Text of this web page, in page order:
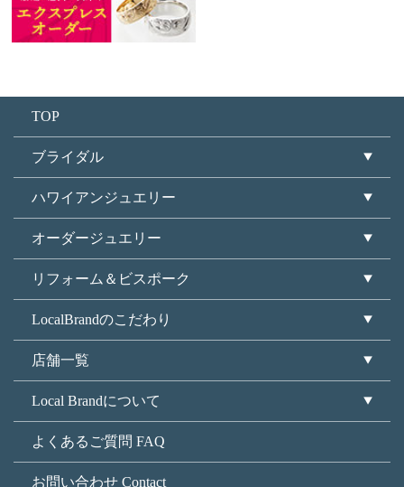
TOP
ブライダル
ハワイアンジュエリー
オーダージュエリー
リフォーム＆ビスポーク
LocalBrandのこだわり
店舗一覧
Local Brandについて
よくあるご質問 FAQ
お問い合わせ Contact